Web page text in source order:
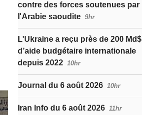
contre des forces soutenues par
l'Arabie saoudite 9hr
L’Ukraine a reçu près de 200 Md$
d’aide budgétaire internationale
depuis 2022 10hr
Journal du 6 août 2026 10hr
Iran Info du 6 août 2026 11hr